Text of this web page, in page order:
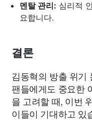
멘탈 관리: 심리적
요합니다.
결론
김동혁의 방출 위기
팬들에게도 중요한
을 고려할 때, 이번
이들이 기대하고 있